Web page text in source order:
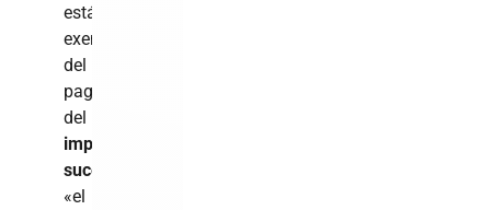
están
exentos
del
pago
del
impuesto
sucesoral
«el